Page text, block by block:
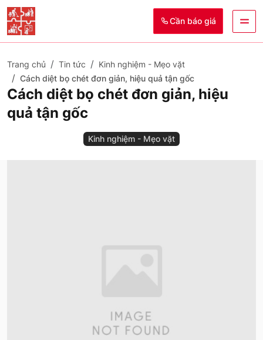
Cần báo giá
Trang chủ Tin tức
Kinh nghiệm - Mẹo vặt
Cách diệt bọ chét đơn giản, hiệu quả tận gốc
Cách diệt bọ chét đơn giản, hiệu
quả tận gốc
Kinh nghiệm - Mẹo vặt